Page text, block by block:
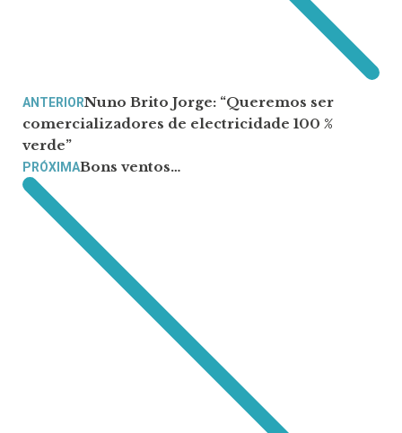
ANTERIORNuno Brito Jorge: “Queremos ser
comercializadores de electricidade 100 %
verde”
PRÓXIMABons ventos…